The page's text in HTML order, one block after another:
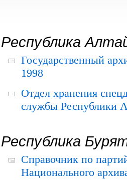
Республика
Государственный
1998
Отдел хранения
службы Республики
Республика
Справочник по
Национального